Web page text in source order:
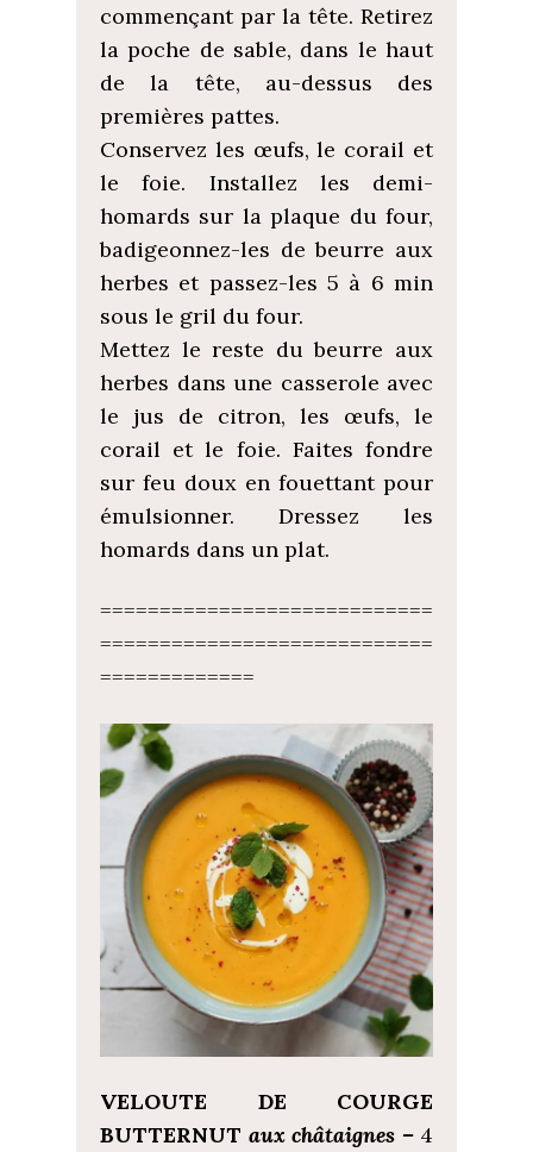
commençant par la tête. Retirez
la poche de sable, dans le haut
de la tête, au-dessus des
premières pattes.
Conservez les œufs, le corail et
le foie. Installez les demi-
homards sur la plaque du four,
badigeonnez-les de beurre aux
herbes et passez-les 5 à 6 min
sous le gril du four.
Mettez le reste du beurre aux
herbes dans une casserole avec
le jus de citron, les œufs, le
corail et le foie. Faites fondre
sur feu doux en fouettant pour
émulsionner. Dressez les
homards dans un plat.
============================
============================
=============
VELOUTE DE COURGE
BUTTERNUT aux châtaignes – 4